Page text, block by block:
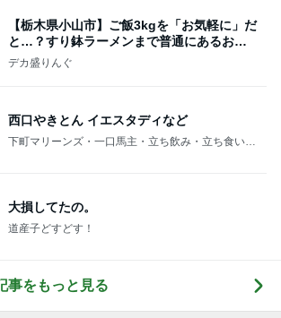
【栃木県小山市】ご飯3kgを「お気軽に」だ
と…？すり鉢ラーメンまで普通にあるお
店！！〜喜作さん〜
デカ盛りんぐ
西口やきとん イエスタディなど
下町マリーンズ・一口馬主・立ち飲み・立ち食いそ
大損してたの。
道産子どすどす！
事をもっと見る